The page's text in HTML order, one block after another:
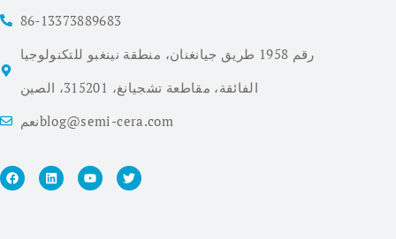
86-13373889683
رقم 1958 طريق جيانغنان، منطقة نينغبو للتكنولوجيا
الفائقة، مقاطعة تشجيانغ، 315201، الصين
نعمblog@semi-cera.com